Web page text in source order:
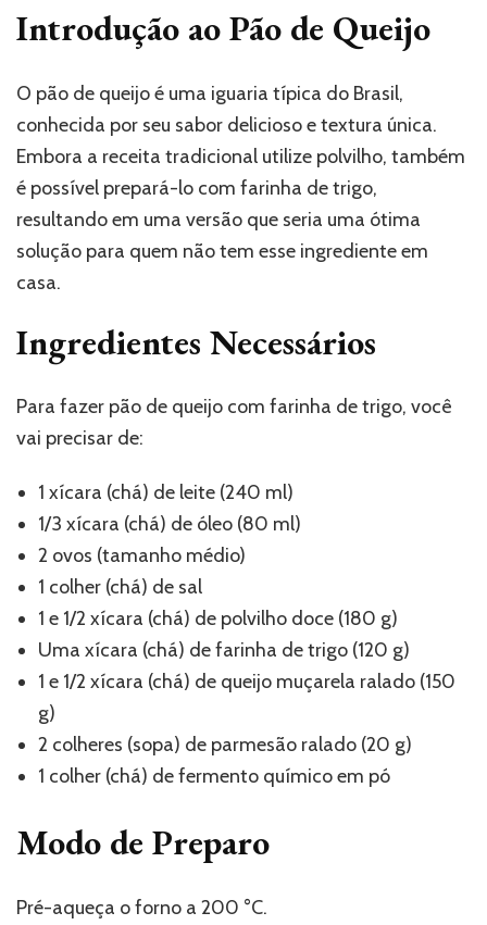
Introdução ao Pão de Queijo
O pão de queijo é uma iguaria típica do Brasil,
conhecida por seu sabor delicioso e textura única.
Embora a receita tradicional utilize polvilho, também
é possível prepará-lo com farinha de trigo,
resultando em uma versão que seria uma ótima
solução para quem não tem esse ingrediente em
casa.
Ingredientes Necessários
Para fazer pão de queijo com farinha de trigo, você
vai precisar de:
1 xícara (chá) de leite (240 ml)
1/3 xícara (chá) de óleo (80 ml)
2 ovos (tamanho médio)
1 colher (chá) de sal
1 e 1/2 xícara (chá) de polvilho doce (180 g)
Uma xícara (chá) de farinha de trigo (120 g)
1 e 1/2 xícara (chá) de queijo muçarela ralado (150
g)
2 colheres (sopa) de parmesão ralado (20 g)
1 colher (chá) de fermento químico em pó
Modo de Preparo
Pré-aqueça o forno a 200 °C.